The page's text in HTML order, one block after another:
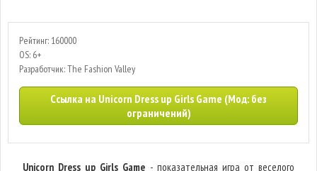
Рейтинг: 160000
OS: 6+
Разработчик: The Fashion Valley
Ссылка на Unicorn Dress up Girls Game (Мод: без
ограничений)
Unicorn Dress up Girls Game - показательная игра от веселого